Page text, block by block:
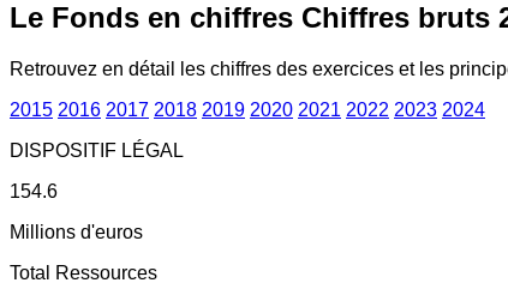
Le Fonds en chiffres Chiffres bruts
Retrouvez en détail les chiffres des exercices et les
2015 2016 2017 2018 2019 2020 2021 2022 2023 2024
DISPOSITIF LÉGAL
154.6
Millions d'euros
Total Ressources